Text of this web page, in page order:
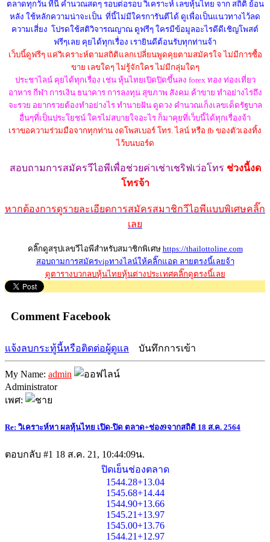
ตลาดทุกวัน ที่นี้ คำนวณสดๆ รอบต่อรอบ วิเคราะห์ เลขหุ้นไทย จาก สถิติ ย้อน
หลัง ใช้หลักความน่าจะเป็น ที่นี้ไม่มีใครการันตีได้ ดูเพื่อเป็นแนวทางไว้ลด
ความเสี่ยง โปรดใช้สติวิจารณญาณ ดูฟรีๆ ใครมีข้อมูลอะไรดีดีเชิญโพสต์
ฟรีๆเลย คุยได้ทุกเรื่อง เรายินดีต้อนรับทุกท่านจ้า
เว็บนี้ดูฟรีๆ แค่วิเคราะห์ตามสถิติแลกเปลี่ยนพูดคุยตามสมัครใจ ไม่มีการซื้อ
ขาย เลขใดๆ ไม่รู้จักใคร ไม่มีกลุ่มใดๆ
ประชาไลน์ คุยได้ทุกเรื่อง เช่น หุ้นไทยเปิดปิดขึ้นลง forex ทอง ท่องเที่ยว
อาหาร กีฬา การเงิน ธนาคาร การลงทุน สุขภาพ สังคม ค้าขาย ทำอย่างไรถึง
จะรวย อยากรวยต้องทำอย่างไร ทำนายฝัน ดูดวง คำนวณเก็งเลขเด็ดรัฐบาล
อื่นๆที่เป็นประโยชน์ ใครไม่สบายใจอะไร ก็มาคุยที่เว็บนี้ได้ทุกเรื่องจ้า
เราขอความร่วมมือจากทุกท่าน งดโพสเบอร์ โทร. ไลน์ หรือ fb ของตัวเองทิ้ง
ไว้บนบอร์ด
สอบถามการสมัครวีไอพีเพื่อช่วยค่าเช่าเชริฟเว่อโทร ช่วงนี้งด
โทรจ้า
หากต้องการดูรายละเอียดการสมัครสมาชิกวีไอพีแบบพิเศษคลิ๊ก
เลย
คลิ๊กดูสรุปเลขวีไอพีสำหรับสมาชิกพิเศษ https://thailottoline.com
สอบถามการสมัครvipทางไลน์ให้คลิ๊กแอด ลายตรงนี้เลยจ้า
ดูตารางบวกลบหุ้นไทยหุ้นต่างประเทศคลิ๊กดูตรงนี้เลย
Comment Facebook
แจ้งลบกระทู้นี้หรือติดต่อผู้ดูแล บันทึกการเข้า
My Name: admin
Administrator
เพศ:
Re: วิเคราะห์หา ผลหุ้นไทย เปิด-ปิด ตลาด+ช่อง9จากสถิติ 18 ส.ค. 2564
ตอบกลับ #1 18 ส.ค. 21, 10:44:09น.
ปิดเย็นช่องตลาด
1544.28+13.04
1545.68+14.44
1544.90+13.66
1545.21+13.97
1545.00+13.76
1544.21+12.97